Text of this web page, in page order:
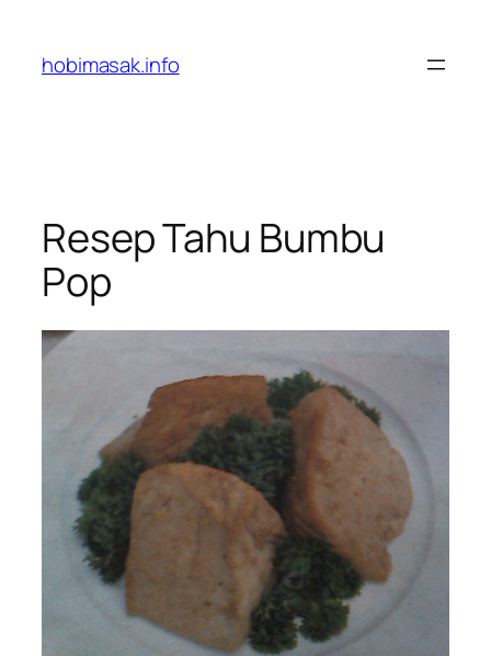
content
hobimasak.info
Resep Tahu Bumbu
Pop